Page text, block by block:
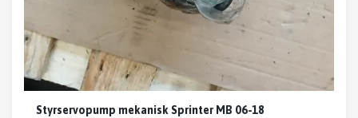
Styrservopump mekanisk Sprinter MB 06-18